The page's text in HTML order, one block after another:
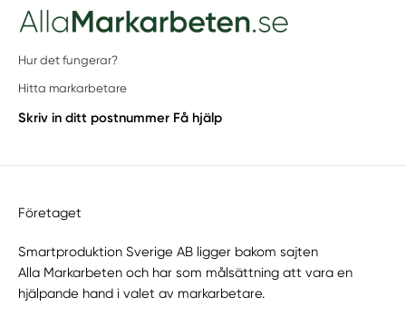
Hur det fungerar?
Hitta markarbetare
Skriv in ditt postnummer Få hjälp
Företaget
Smartproduktion Sverige AB ligger bakom sajten
Alla Markarbeten och har som målsättning att vara en
hjälpande hand i valet av markarbetare.